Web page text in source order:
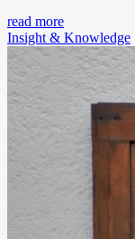
read more
Insight & Knowledge